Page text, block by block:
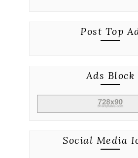
Post Top
Ads Block
Social Media